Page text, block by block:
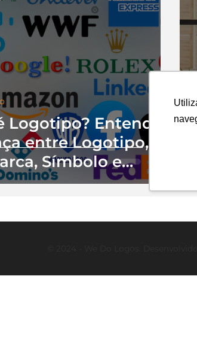
Mascotes Slogan Papelaria
Branding
Logotipo? Entenda a
entre Logotipo,
Símbolo e
Visual